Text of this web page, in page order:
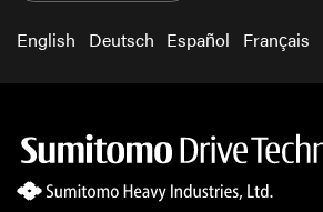
English Deutsch Español Français